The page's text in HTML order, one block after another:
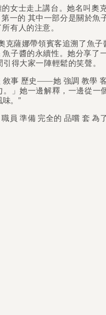
女士走上講台。她名叫奧
第一的 其中一部分是關於魚
有人的注意。
克薩娜帶領賓客追溯了魚子
魚子醬的永續性。她分享了
得大家一陣輕鬆的笑聲。
敘事 歷史——她 強調 教學
」她一邊解釋，一邊從一
味。”
職員 準備 完全的 品嚐 套 為